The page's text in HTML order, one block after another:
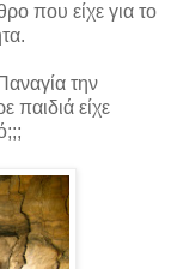
που είχε για το
την
παιδιά είχε